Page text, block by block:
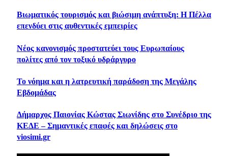
Βιωματικός τουρισμός και βιώσιμη ανάπτυξη: Η Πέλλα
επενδύει στις αυθεντικές εμπειρίες
Νέος κανονισμός προστατεύει τους Ευρωπαίους
πολίτες από τον τοξικό υδράργυρο
Το νόημα και η λατρευτική παράδοση της Μεγάλης
Εβδομάδας
Δήμαρχος Παιονίας Κώστας Σιωνίδης στο Συνέδριο της
ΚΕΔΕ – Σημαντικές επαφές και δηλώσεις στο
viosimi.gr